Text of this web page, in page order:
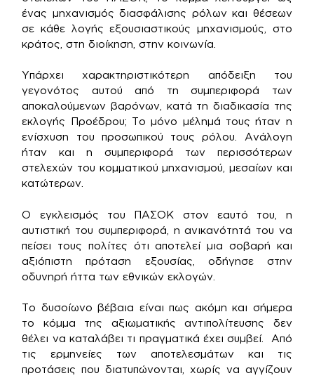
ένας μηχανισμός διασφάλισης ρόλων και θέσεων
σε κάθε λογής εξουσιαστικούς μηχανισμούς, στο
κράτος, στη διοίκηση, στην κοινωνία.
Υπάρχει χαρακτηριστικότερη απόδειξη του
γεγονότος αυτού από τη συμπεριφορά των
αποκαλούμενων βαρόνων, κατά τη διαδικασία της
εκλογής Προέδρου; Το μόνο μέλημά τους ήταν η
ενίσχυση του προσωπικού τους ρόλου. Ανάλογη
ήταν και η συμπεριφορά των περισσότερων
στελεχών του κομματικού μηχανισμού, μεσαίων και
κατώτερων.
Ο εγκλεισμός του ΠΑΣΟΚ στον εαυτό του, η
αυτιστική του συμπεριφορά, η ανικανότητά του να
πείσει τους πολίτες ότι αποτελεί μια σοβαρή και
αξιόπιστη πρόταση εξουσίας, οδήγησε στην
οδυνηρή ήττα των εθνικών εκλογών.
Το δυσοίωνο βέβαια είναι πως ακόμη και σήμερα
το κόμμα της αξιωματικής αντιπολίτευσης δεν
θέλει να καταλάβει τι πραγματικά έχει συμβεί. Από
τις ερμηνείες των αποτελεσμάτων και τις
προτάσεις που διατυπώνονται, χωρίς να αγγίζουν